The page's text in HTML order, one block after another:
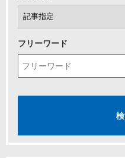
フリーワード